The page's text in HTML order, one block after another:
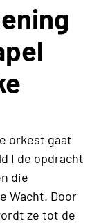
orkest gaat
I de opdracht
die
Wacht. Door
ze tot de